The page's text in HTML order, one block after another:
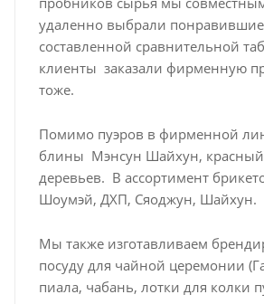
удаленно выбрали
составленной сравнительной
клиенты заказали фирменную
тоже.
Помимо пуэров в фирменной
блины Мэнсун Шайхун, красный
деревьев. В ассортимент
Шоумэй, ДХП, Сяоджун, Шайхун.
Мы также изготавливаем
посуду для чайной церемонии
пиала, чабань, лотки для колки